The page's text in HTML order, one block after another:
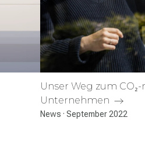
Unser Weg zum
Unter­nehmen
News · September 2022